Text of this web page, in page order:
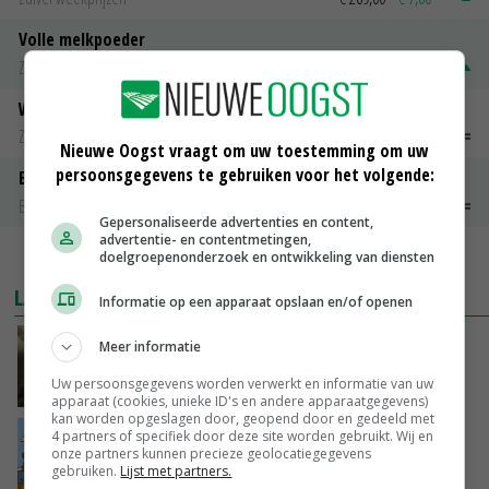
Volle melkpoeder
Zuivel weekprijzen
Weipoeder
Zuivel weekprijzen
Boeren Gouda 12 kg
Boerenkaas
MEER MARKTPRIJZEN
LAATSTE NIEUWS
‘Samenwerking A-ware en Amalthea gaat
VANDAAG, 16:01
Internationale vraag naar geitenzuivel blijft
groot: Nederland in Europese top
VANDAAG, 15:33
Nieuwe Oogst vraagt om uw toestemming om uw
persoonsgegevens te gebruiken voor het volgende:
Gepersonaliseerde advertenties en content,
advertentie- en contentmetingen,
doelgroepenonderzoek en ontwikkeling van diensten
Informatie op een apparaat opslaan en/of openen
Meer informatie
Uw persoonsgegevens worden verwerkt en informatie van uw
apparaat (cookies, unieke ID's en andere apparaatgegevens)
kan worden opgeslagen door, geopend door en gedeeld met
4 partners of specifiek door deze site worden gebruikt. Wij en
onze partners kunnen precieze geolocatiegegevens
gebruiken. Lijst met partners.